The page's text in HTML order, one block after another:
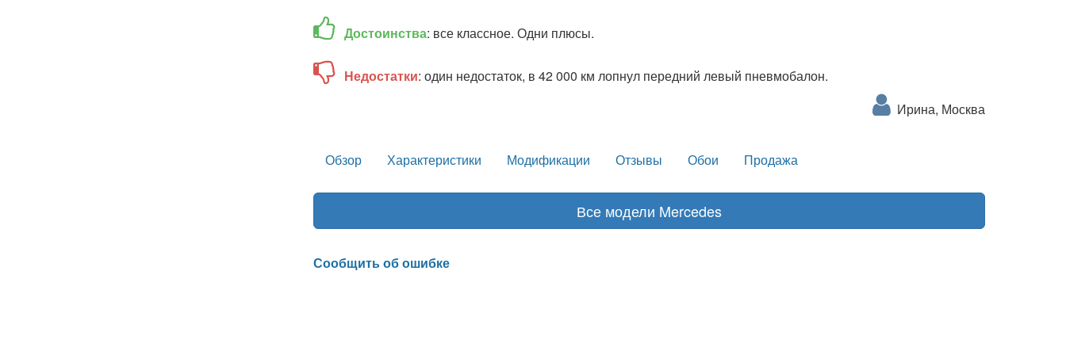
Достоинства: все классное. Одни плюсы.
Недостатки: один недостаток, в 42 000 км лопнул передний левый пневмобалон.
Ирина, Москва
Обзор Характеристики Модификации Отзывы Обои Продажа
Все модели Mercedes
Сообщить об ошибке